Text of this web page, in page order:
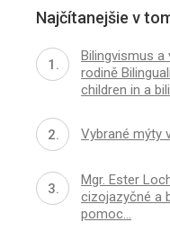
Najčítanejšie v
Bilingvismus a
rodině
children in a
Vybrané mýty
Mgr. Ester
cizojazyčné a
pomoc…